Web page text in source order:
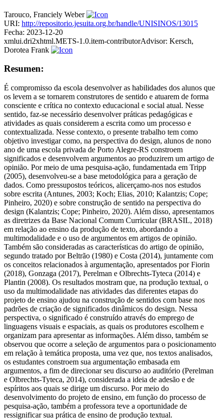
Tarouco, Franciely Weber
URI: http://repositorio.jesuita.org.br/handle/UNISINOS/13015
Fecha: 2023-12-20
xmlui.dri2xhtml.METS-1.0.item-contributorAdvisor: Kersch,
Dorotea Frank
Resumen:
É compromisso da escola desenvolver as habilidades dos alunos que
os levem a se tornarem construtores de sentido e atuarem de forma
consciente e crítica no contexto educacional e social atual. Nesse
sentido, faz-se necessário desenvolver práticas pedagógicas e
atividades as quais considerem a escrita como um processo e
contextualizada. Nesse contexto, o presente trabalho tem como
objetivo investigar como, na perspectiva do design, alunos de nono
ano de uma escola privada de Porto Alegre-RS constroem
significados e desenvolvem argumentos ao produzirem um artigo de
opinião. Por meio de uma pesquisa-ação, fundamentada em Tripp
(2005), desenvolveu-se a base metodológica para a geração de
dados. Como pressupostos teóricos, alicerçamo-nos nos estudos
sobre escrita (Antunes, 2003; Koch; Elias, 2010; Kalantzis; Cope;
Pinheiro, 2020) e sobre construção de sentido na perspectiva do
design (Kalantzis; Cope; Pinheiro, 2020). Além disso, apresentamos
as diretrizes da Base Nacional Comum Curricular (BRASIL, 2018)
em relação ao ensino da produção de texto, abordando a
multimodalidade e o uso de argumentos em artigos de opinião.
Também são consideradas as características do artigo de opinião,
segundo tratado por Beltrão (1980) e Costa (2014), juntamente com
os conceitos relacionados à argumentação, apresentados por Fiorin
(2018), Gonzaga (2017), Perelman e Olbrechts-Tyteca (2014) e
Plantin (2008). Os resultados mostram que, na produção textual, o
uso da multimodalidade nas atividades das diferentes etapas do
projeto de ensino ajudou na construção de sentidos com base nos
padrões de criação de significados dinâmicos do design. Nessa
perspectiva, o significado é construído através do emprego de
linguagens visuais e espaciais, as quais os produtores escolhem e
organizam para apresentar as informações. Além disso, também se
observou que ocorre a seleção de argumentos para o posicionamento
em relação à temática proposta, uma vez que, nos textos analisados,
os estudantes constroem sua argumentação embasada em
argumentos, a fim de direcionar seu discurso ao auditório (Perelman
e Olbrechts-Tyteca, 2014), considerada a ideia de adesão e de
espíritos aos quais se dirige um discurso. Por meio do
desenvolvimento do projeto de ensino, em função do processo de
pesquisa-ação, também a professora teve a oportunidade de
ressignificar sua prática de ensino de produção textual.